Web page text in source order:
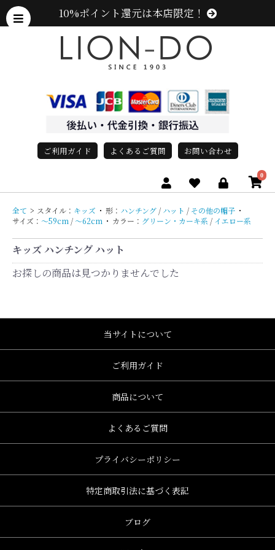
10%ポイント還元は本店限定！
ご利用ガイド よくあるご質問 お問い合わせ
0
全て > スタイル： キッズ ・ 形： ハンチング / ハット / その他の帽子 ・
サイズ： 〜59cm /〜62cm ・ カラー： グリーン・カーキ系 / イエロー系
キッズ ハンチング ハット
お探しの商品は見つかりませんでした
当サイトについて
ご利用ガイド
商品について
よくあるご質問
プライバシーポリシー
特定商取引法に基づく表記
ブログ